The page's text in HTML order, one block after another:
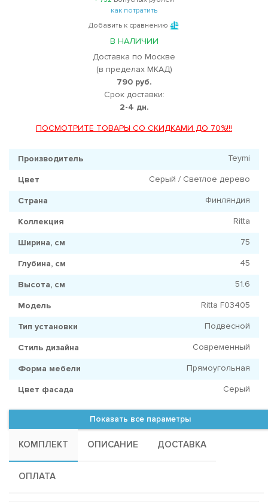
как потратить
Добавить к сравнению
В НАЛИЧИИ
Доставка по Москве
(в пределах МКАД)
790 руб.
Срок доставки:
2-4 дн.
ПОСМОТРИТЕ ТОВАРЫ СО СКИДКАМИ ДО 70%!!!
Производитель Teymi
Цвет Серый / Светлое дерево
Страна Финляндия
Коллекция Ritta
Ширина, см 75
Глубина, см 45
Высота, см 51.6
Модель Ritta F03405
Тип установки Подвесной
Стиль дизайна Современный
Форма мебели Прямоугольная
Цвет фасада Серый
Показать все параметры
КОМПЛЕКТ ОПИСАНИЕ ДОСТАВКА
ОПЛАТА